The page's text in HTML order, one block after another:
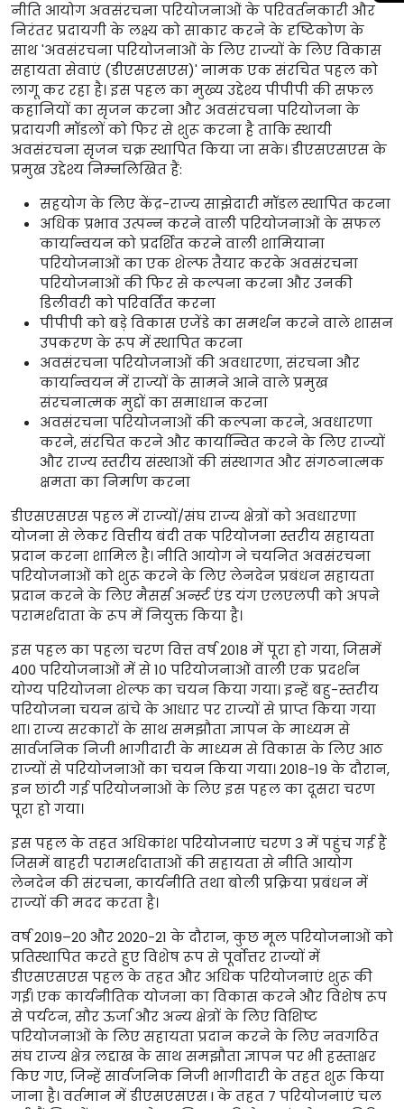
नीति आयोग अवसंरचना परियोजनाओं के परिवर्तनकारी और
निरंतर प्रदायगी के लक्ष्य को साकार करने के दृष्टिकोण के
साथ 'अवसंरचना परियोजनाओं के लिए राज्यों के लिए विकास
सहायता सेवाएं (डीएसएसएस)' नामक एक संरचित पहल को
लागू कर रहा है। इस पहल का मुख्य उद्देश्य पीपीपी की सफल
कहानियों का सृजन करना और अवसंरचना परियोजना के
प्रदायगी मॉडलों को फिर से शुरू करना है ताकि स्थायी
अवसंरचना सृजन चक्र स्थापित किया जा सके। डीएसएसएस के
प्रमुख उद्देश्य निम्नलिखित हैं:
सहयोग के लिए केंद्र-राज्य साझेदारी मॉडल स्थापित करना
अधिक प्रभाव उत्पन्न करने वाली परियोजनाओं के सफल
कार्यान्वयन को प्रदर्शित करने वाली शामियाना
परियोजनाओं का एक शेल्फ तैयार करके अवसंरचना
परियोजनाओं की फिर से कल्पना करना और उनकी
डिलीवरी को परिवर्तित करना
पीपीपी को बड़े विकास एजेंडे का समर्थन करने वाले शासन
उपकरण के रूप में स्थापित करना
अवसंरचना परियोजनाओं की अवधारणा, संरचना और
कार्यान्वयन में राज्यों के सामने आने वाले प्रमुख
संरचनात्मक मुद्दों का समाधान करना
अवसंरचना परियोजनाओं की कल्पना करने, अवधारणा
करने, संरचित करने और कार्यान्वित करने के लिए राज्यों
और राज्य स्तरीय संस्थाओं की संस्थागत और संगठनात्मक
क्षमता का निर्माण करना
डीएसएसएस पहल में राज्यों/संघ राज्य क्षेत्रों को अवधारणा
योजना से लेकर वित्तीय बंदी तक परियोजना स्तरीय सहायता
प्रदान करना शामिल है। नीति आयोग ने चयनित अवसंरचना
परियोजनाओं को शुरू करने के लिए लेनदेन प्रबंधन सहायता
प्रदान करने के लिए मैसर्स अर्न्स्ट एंड यंग एलएलपी को अपने
परामर्शदाता के रूप में नियुक्त किया है।
इस पहल का पहला चरण वित्त वर्ष 2018 में पूरा हो गया, जिसमें
400 परियोजनाओं में से 10 परियोजनाओं वाली एक प्रदर्शन
योग्य परियोजना शेल्फ का चयन किया गया। इन्हें बहु-स्तरीय
परियोजना चयन ढांचे के आधार पर राज्यों से प्राप्त किया गया
था। राज्य सरकारों के साथ समझौता ज्ञापन के माध्यम से
सार्वजनिक निजी भागीदारी के माध्यम से विकास के लिए आठ
राज्यों से परियोजनाओं का चयन किया गया। 2018-19 के दौरान,
इन छांटी गई परियोजनाओं के लिए इस पहल का दूसरा चरण
पूरा हो गया।
इस पहल के तहत अधिकांश परियोजनाएं चरण 3 में पहुंच गई हैं
जिसमें बाहरी परामर्शदाताओं की सहायता से नीति आयोग
लेनदेन की संरचना, कार्यनीति तथा बोली प्रक्रिया प्रबंधन में
राज्यों की मदद करता है।
वर्ष 2019–20 और 2020-21 के दौरान, कुछ मूल परियोजनाओं को
प्रतिस्थापित करते हुए विशेष रूप से पूर्वोत्तर राज्यों में
डीएसएसएस पहल के तहत और अधिक परियोजनाएं शुरू की
गईं। एक कार्यनीतिक योजना का विकास करने और विशेष रूप
से पर्यटन, सौर ऊर्जा और अन्य क्षेत्रों के लिए विशिष्ट
परियोजनाओं के लिए सहायता प्रदान करने के लिए नवगठित
संघ राज्य क्षेत्र लद्दाख के साथ समझौता ज्ञापन पर भी हस्ताक्षर
किए गए, जिन्हें सार्वजनिक निजी भागीदारी के तहत शुरू किया
जाना है। वर्तमान में डीएसएसएस I के तहत 7 परियोजनाएं चल